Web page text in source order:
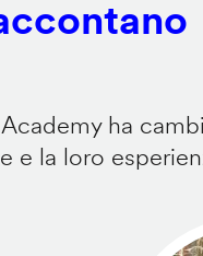
ha
e la loro